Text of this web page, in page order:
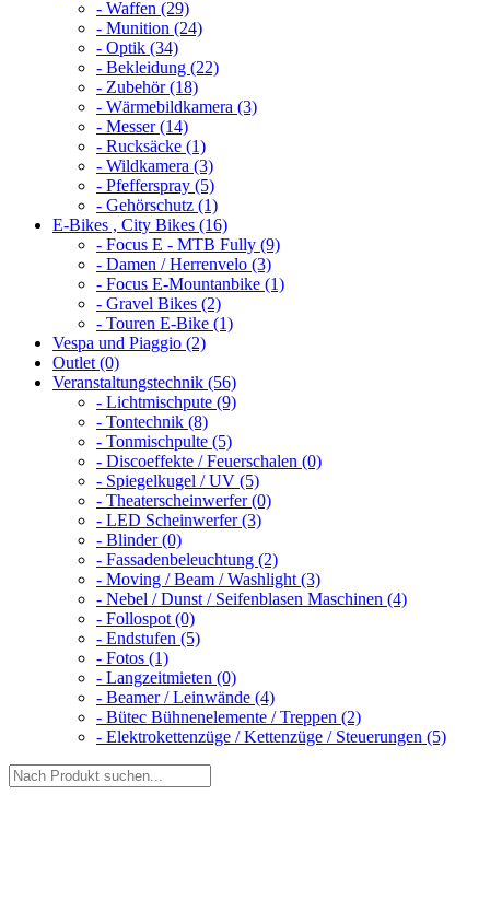
- Waffen (29)
- Munition (24)
- Optik (34)
- Bekleidung (22)
- Zubehör (18)
- Wärmebildkamera (3)
- Messer (14)
- Rucksäcke (1)
- Wildkamera (3)
- Pfefferspray (5)
- Gehörschutz (1)
E-Bikes , City Bikes (16)
- Focus E - MTB Fully (9)
- Damen / Herrenvelo (3)
- Focus E-Mountanbike (1)
- Gravel Bikes (2)
- Touren E-Bike (1)
Vespa und Piaggio (2)
Outlet (0)
Veranstaltungstechnik (56)
- Lichtmischpute (9)
- Tontechnik (8)
- Tonmischpulte (5)
- Discoeffekte / Feuerschalen (0)
- Spiegelkugel / UV (5)
- Theaterscheinwerfer (0)
- LED Scheinwerfer (3)
- Blinder (0)
- Fassadenbeleuchtung (2)
- Moving / Beam / Washlight (3)
- Nebel / Dunst / Seifenblasen Maschinen (4)
- Follospot (0)
- Endstufen (5)
- Fotos (1)
- Langzeitmieten (0)
- Beamer / Leinwände (4)
- Bütec Bühnenelemente / Treppen (2)
- Elektrokettenzüge / Kettenzüge / Steuerungen (5)